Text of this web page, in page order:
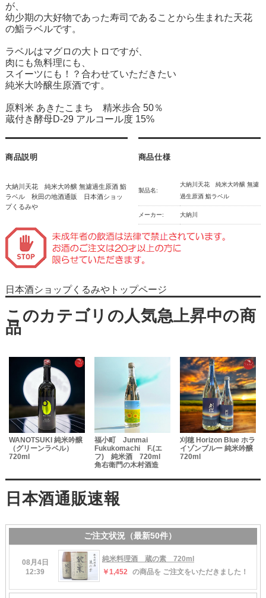
が、
幼少期の大好物であった寿司であることから生まれた天花
の鮨ラベルです。
ラベルはマグロの大トロですが、
肉にも魚料理にも、
スイーツにも！？合わせていただきたい
純米大吟醸生原酒です。
原料米 あきたこまち 精米歩合 50％
蔵付き酵母D-29 アルコール度 15%
商品説明
大納川天花 純米大吟醸 無濾過生原酒 鮨
ラベル 秋田の地酒通販 日本酒ショッ
プくるみや
商品仕様
製品名:
大納川天花 純米大吟醸 無濾
過生原酒 鮨ラベル
メーカー: 大納川
日本酒ショップくるみやトップページ
WANOTSUKI 純米吟醸
（グリーンラベル）
720ml
福小町 Junmai
Fukukomachi F.(エ
フ) 純米酒 720ml
角右衛門の木村酒造
刈穂 Horizon Blue ホラ
イゾンブルー 純米吟醸
720ml